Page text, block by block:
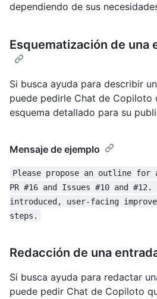
dependiendo de sus
Esquematización de una
Si busca ayuda para describir
puede pedirle Chat de Copiloto
esquema detallado para su
Mensaje de ejemplo
Please propose an outline for
PR #16 and Issues #10 and
introduced, user-facing
steps.
Redacción de una
Si busca ayuda para redactar
puede pedir Chat de Copiloto